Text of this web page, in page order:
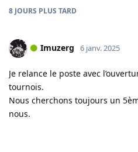
8 JOURS PLUS TARD
Imuzerg 6 janv. 2025
Je relance le poste avec
tournois.
Nous cherchons toujours un
nous.